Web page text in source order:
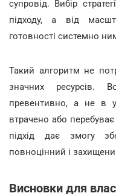
супровід. Вибір
підходу, а від
готовності системно
Такий алгоритм не
значних ресурсів.
превентивно, а не в
втрачено або
підхід дає змогу
повноцінний і
Висновки для